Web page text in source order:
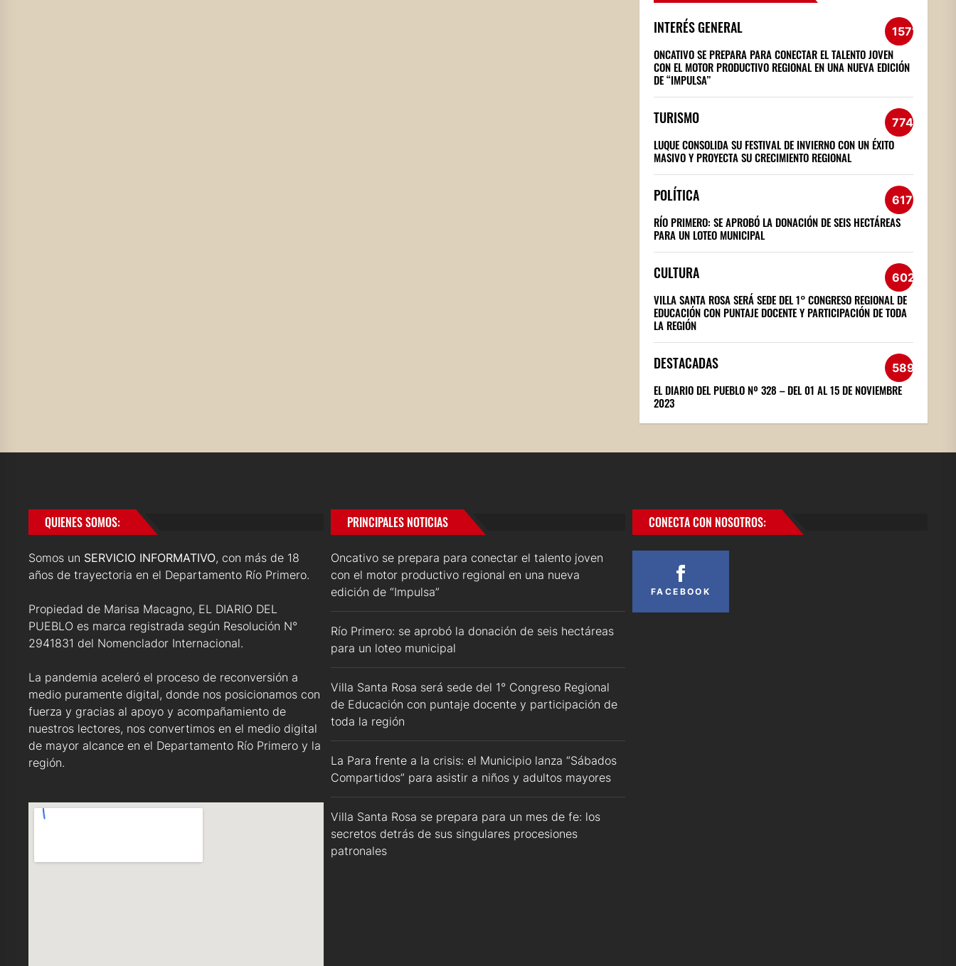
INTERÉS GENERAL 1571
ONCATIVO SE PREPARA PARA CONECTAR EL TALENTO JOVEN
CON EL MOTOR PRODUCTIVO REGIONAL EN UNA NUEVA EDICIÓN
DE “IMPULSA”
TURISMO 774
LUQUE CONSOLIDA SU FESTIVAL DE INVIERNO CON UN ÉXITO
MASIVO Y PROYECTA SU CRECIMIENTO REGIONAL
POLÍTICA 617
RÍO PRIMERO: SE APROBÓ LA DONACIÓN DE SEIS HECTÁREAS
PARA UN LOTEO MUNICIPAL
CULTURA 602
VILLA SANTA ROSA SERÁ SEDE DEL 1° CONGRESO REGIONAL DE
EDUCACIÓN CON PUNTAJE DOCENTE Y PARTICIPACIÓN DE TODA
LA REGIÓN
DESTACADAS 589
EL DIARIO DEL PUEBLO Nº 328 – DEL 01 AL 15 DE NOVIEMBRE
2023
QUIENES SOMOS:
Somos un SERVICIO INFORMATIVO, con más de 18
años de trayectoria en el Departamento Río Primero.
Propiedad de Marisa Macagno, EL DIARIO DEL
PUEBLO es marca registrada según Resolución N°
2941831 del Nomenclador Internacional.
La pandemia aceleró el proceso de reconversión a
medio puramente digital, donde nos posicionamos con
fuerza y gracias al apoyo y acompañamiento de
nuestros lectores, nos convertimos en el medio digital
de mayor alcance en el Departamento Río Primero y la
región.
PRINCIPALES NOTICIAS
Oncativo se prepara para conectar el talento joven
con el motor productivo regional en una nueva
edición de “Impulsa”
Río Primero: se aprobó la donación de seis hectáreas
para un loteo municipal
Villa Santa Rosa será sede del 1° Congreso Regional
de Educación con puntaje docente y participación de
toda la región
La Para frente a la crisis: el Municipio lanza “Sábados
Compartidos” para asistir a niños y adultos mayores
Villa Santa Rosa se prepara para un mes de fe: los
secretos detrás de sus singulares procesiones
patronales
CONECTA CON NOSOTROS:
FACEBOOK